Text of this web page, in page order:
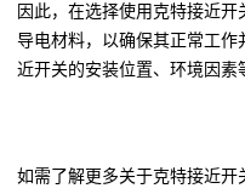
因此，在选择使用克特接近
导电材料，以确保其正常工
近开关的安装位置、环境因素
如需了解更多关于克特接近开